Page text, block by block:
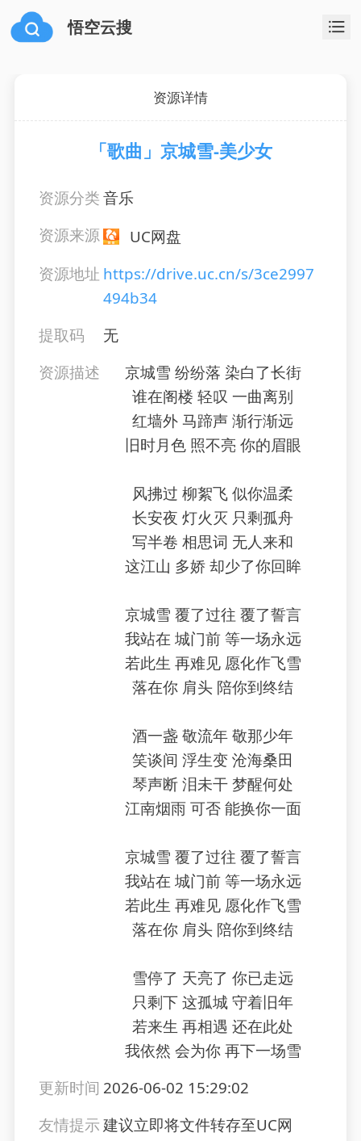
悟空云搜
资源详情
「歌曲」京城雪-美少女
资源分类音乐
资源来源
UC网盘
资源地址 https://drive.uc.cn/s/3ce2997
494b34
提取码
无
资源描述
京城雪 纷纷落 染白了长街
谁在阁楼 轻叹 一曲离别
红墙外 马蹄声 渐行渐远
旧时月色 照不亮 你的眉眼
风拂过 柳絮飞 似你温柔
长安夜 灯火灭 只剩孤舟
写半卷 相思词 无人来和
这江山 多娇 却少了你回眸
京城雪 覆了过往 覆了誓言
我站在 城门前 等一场永远
若此生 再难见 愿化作飞雪
落在你 肩头 陪你到终结
酒一盏 敬流年 敬那少年
笑谈间 浮生变 沧海桑田
琴声断 泪未干 梦醒何处
江南烟雨 可否 能换你一面
京城雪 覆了过往 覆了誓言
我站在 城门前 等一场永远
若此生 再难见 愿化作飞雪
落在你 肩头 陪你到终结
雪停了 天亮了 你已走远
只剩下 这孤城 守着旧年
若来生 再相遇 还在此处
我依然 会为你 再下一场雪
更新时间 2026-06-02 15:29:02
友情提示建议立即将文件转存至UC网